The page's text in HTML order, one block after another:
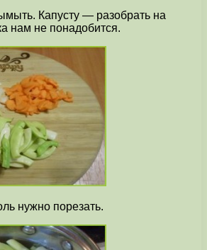
Капусту — разобрать на
нам не понадобится.
нужно порезать.